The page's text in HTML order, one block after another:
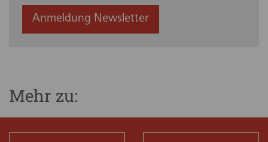
Anmeldung Newsletter
Mehr zu: